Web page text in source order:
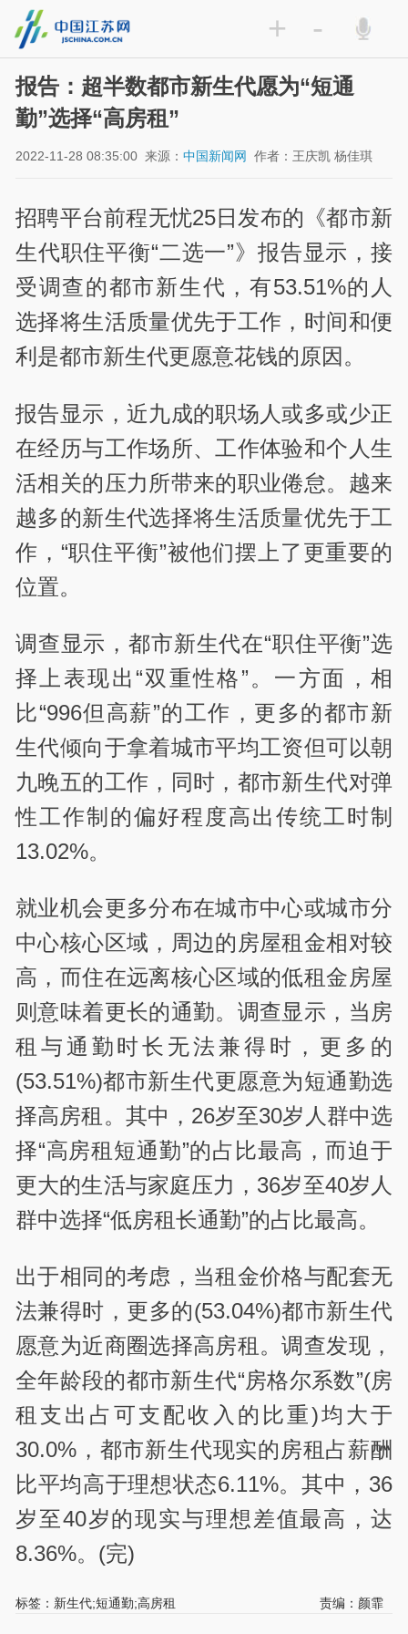
+ -
报告：超半数都市新生代愿为“短通
勤”选择“高房租”
2022-11-28 08:35:00 来源：中国新闻网 作者：王庆凯 杨佳琪
招聘平台前程无忧25日发布的《都市新
生代职住平衡“二选一”》报告显示，接
受调查的都市新生代，有53.51%的人
选择将生活质量优先于工作，时间和便
利是都市新生代更愿意花钱的原因。
报告显示，近九成的职场人或多或少正
在经历与工作场所、工作体验和个人生
活相关的压力所带来的职业倦怠。越来
越多的新生代选择将生活质量优先于工
作，“职住平衡”被他们摆上了更重要的
位置。
调查显示，都市新生代在“职住平衡”选
择上表现出“双重性格”。一方面，相
比“996但高薪”的工作，更多的都市新
生代倾向于拿着城市平均工资但可以朝
九晚五的工作，同时，都市新生代对弹
性工作制的偏好程度高出传统工时制
13.02%。
就业机会更多分布在城市中心或城市分
中心核心区域，周边的房屋租金相对较
高，而住在远离核心区域的低租金房屋
则意味着更长的通勤。调查显示，当房
租与通勤时长无法兼得时，更多的
(53.51%)都市新生代更愿意为短通勤选
择高房租。其中，26岁至30岁人群中选
择“高房租短通勤”的占比最高，而迫于
更大的生活与家庭压力，36岁至40岁人
群中选择“低房租长通勤”的占比最高。
出于相同的考虑，当租金价格与配套无
法兼得时，更多的(53.04%)都市新生代
愿意为近商圈选择高房租。调查发现，
全年龄段的都市新生代“房格尔系数”(房
租支出占可支配收入的比重)均大于
30.0%，都市新生代现实的房租占薪酬
比平均高于理想状态6.11%。其中，36
岁至40岁的现实与理想差值最高，达
8.36%。(完)
标签：新生代;短通勤;高房租 责编：颜霏